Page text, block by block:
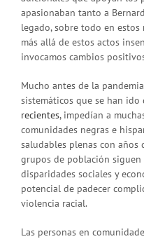
apasionaban tanto a
legado, sobre todo en
más allá de estos actos
invocamos cambios
Mucho antes de la
sistemáticos que se han
recientes, impedían a
comunidades negras e
saludables plenas con años
grupos de población siguen
disparidades sociales y
potencial de padecer
violencia racial.
Las personas en